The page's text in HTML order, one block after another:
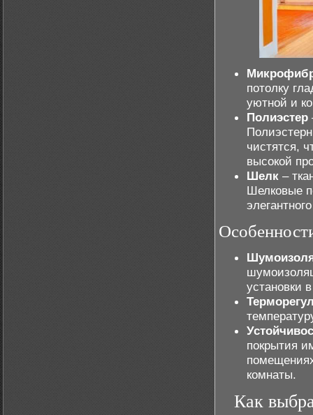
потолку
уютной и
Полиэстер
чистятся,
высокой
Шелк –
Шелковые
установки
покрытия
комнаты.
Как